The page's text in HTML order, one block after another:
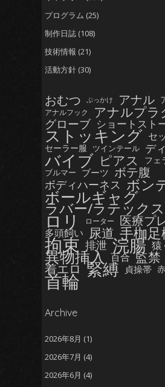
プログラム (25)
制作日誌 (108)
技術情報 (21)
活動方針 (30)
おむつ ぶっかけ アナル
アナルフック アナルプラ
グローブ ショートスト
ストッキング セ
セーラー服 ツインテール デ
バイブ ピアス フェ
ブルマー ブーツ ボテ腹
ボディハーネス ボン
ボールギャグ
ラバー/ラテックス
ロリ ローター 医療プ
多頭飼い 尿道 手枷足
拘束 排泄 浣腸 猿
異物挿入 百合 監禁
着エロ 緊縛 貞操帯
首輪
Archive
2026年8月 (1)
2026年7月 (4)
2026年6月 (4)